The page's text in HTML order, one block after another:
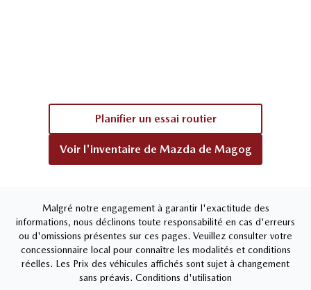
Planifier un essai routier
Voir l'inventaire de Mazda de Magog
Malgré notre engagement à garantir l'exactitude des
informations, nous déclinons toute responsabilité en cas d'erreurs
ou d'omissions présentes sur ces pages. Veuillez consulter votre
concessionnaire local pour connaître les modalités et conditions
réelles. Les Prix des véhicules affichés sont sujet à changement
sans préavis. Conditions d'utilisation